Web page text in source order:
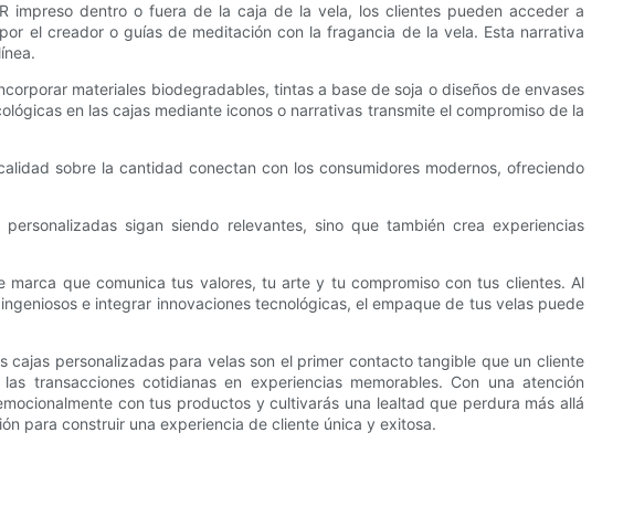
impreso dentro o fuera de la caja de la vela, los clientes pueden acceder a
el creador o guías de meditación con la fragancia de la vela. Esta narrativa
materiales biodegradables, tintas a base de soja o diseños de envases
en las cajas mediante iconos o narrativas transmite el compromiso de la
sobre la cantidad conectan con los consumidores modernos, ofreciendo
sigan siendo relevantes, sino que también crea experiencias
que comunica tus valores, tu arte y tu compromiso con tus clientes. Al
e integrar innovaciones tecnológicas, el empaque de tus velas puede
personalizadas para velas son el primer contacto tangible que un cliente
transacciones cotidianas en experiencias memorables. Con una atención
con tus productos y cultivarás una lealtad que perdura más allá
para construir una experiencia de cliente única y exitosa.